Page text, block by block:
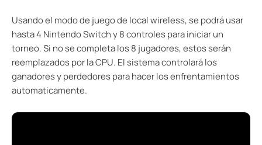
Usando el modo de juego de local wireless, se podrá usar
hasta 4 Nintendo Switch y 8 controles para iniciar un
torneo. Si no se completa los 8 jugadores, estos serán
reemplazados por la CPU. El sistema controlará los
ganadores y perdedores para hacer los enfrentamientos
automaticamente.